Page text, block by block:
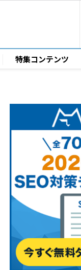
特集コンテンツ